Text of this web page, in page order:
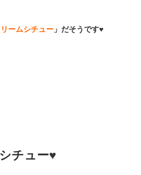
ームシチュー 」だそうです♥
チュー♥